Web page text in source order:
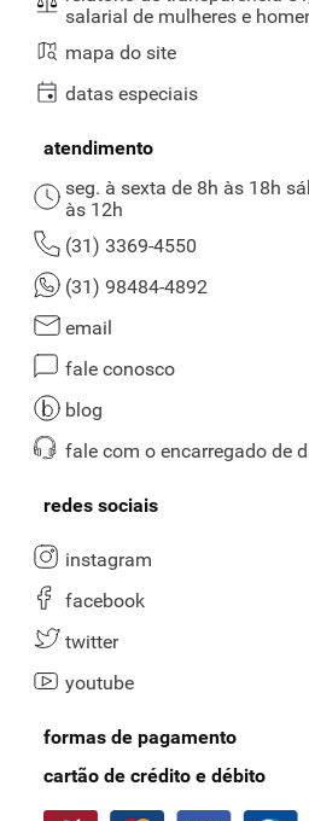
salarial de mulheres e
mapa do site
datas especiais
atendimento
seg. à sexta de 8h às 18h
às 12h
(31) 3369-4550
(31) 98484-4892
email
fale conosco
blog
fale com o encarregado de
redes sociais
instagram
facebook
twitter
youtube
formas de pagamento
cartão de crédito e débito